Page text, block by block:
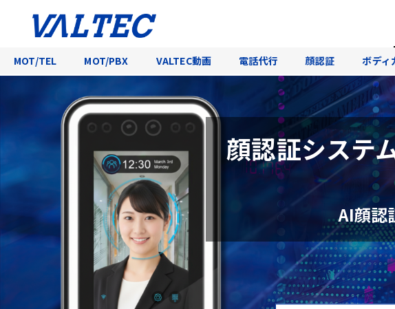
MOT/TEL MOT/PBX VALTEC動画 電話代行 顔認証 ボディ
顔認証システ
AI顔認